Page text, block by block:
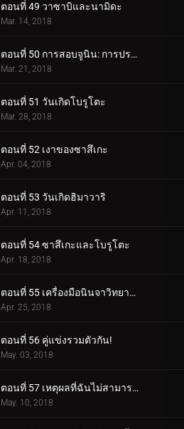
ตอนที่ 49 วาซาบิและนามิดะ
Mar. 14, 2018
ตอนที่ 50 การสอบจูนิน: การประชุมข้อเสนอแนะ
Mar. 21, 2018
ตอนที่ 51 วันเกิดโบรูโตะ
Mar. 28, 2018
ตอนที่ 52 เงาของซาสึเกะ
Apr. 04, 2018
ตอนที่ 53 วันเกิดฮิมาวาริ
Apr. 11, 2018
ตอนที่ 54 ซาสึเกะและโบรูโตะ
Apr. 18, 2018
ตอนที่ 55 เครื่องมือนินจาวิทยาศาสตร์
Apr. 25, 2018
ตอนที่ 56 คู่แข่งรวมตัวกัน!
May. 03, 2018
ตอนที่ 57 เหตุผลที่ฉันไม่สามารถสูญเสีย
May. 10, 2018